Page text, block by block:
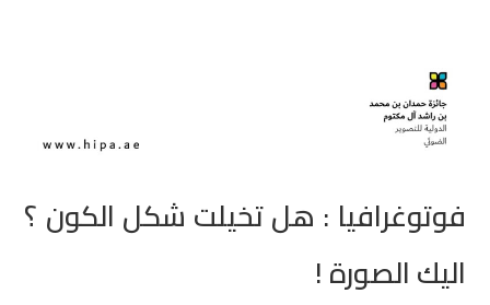
فوتوغرافيا : هل تخيلت شكل الكون ؟
اليك الصورة !